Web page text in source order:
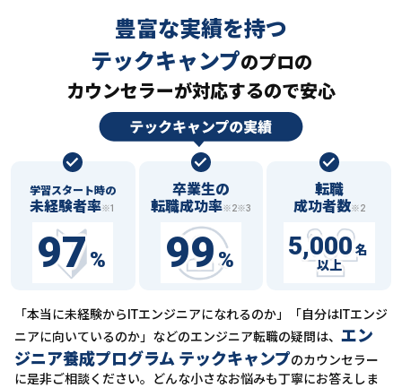
豊富な実績を持つ
テックキャンプのプロの
カウンセラーが対応するので安心
学習スタート時の
未経験者率※1
97%
卒業生の
転職成功率※2※3
99%
転職
成功者数※2
5,000 名
以上
「本当に未経験からITエンジニアになれるのか」「自分はITエンジ
ニアに向いているのか」などのエンジニア転職の疑問は、 エン
ジニア養成プログラム テックキャンプのカウンセラー
に是非ご相談ください。どんな小さなお悩みも丁寧にお答えしま